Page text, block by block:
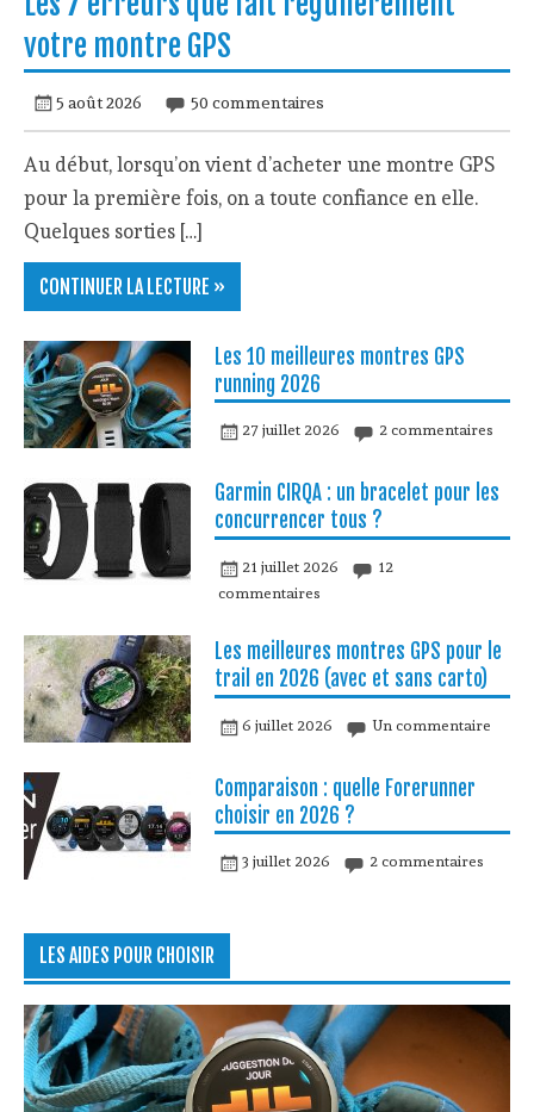
votre montre GPS
5 août 2026 50 commentaires
Au début, lorsqu’on vient d’acheter une montre GPS
pour la première fois, on a toute confiance en elle.
Quelques sorties […]
CONTINUER LA LECTURE »
Les 10 meilleures montres GPS
running 2026
27 juillet 2026 2 commentaires
Garmin CIRQA : un bracelet pour les
concurrencer tous ?
21 juillet 2026
12
commentaires
Les meilleures montres GPS pour le
trail en 2026 (avec et sans carto)
6 juillet 2026 Un commentaire
Comparaison : quelle Forerunner
choisir en 2026 ?
3 juillet 2026 2 commentaires
LES AIDES POUR CHOISIR